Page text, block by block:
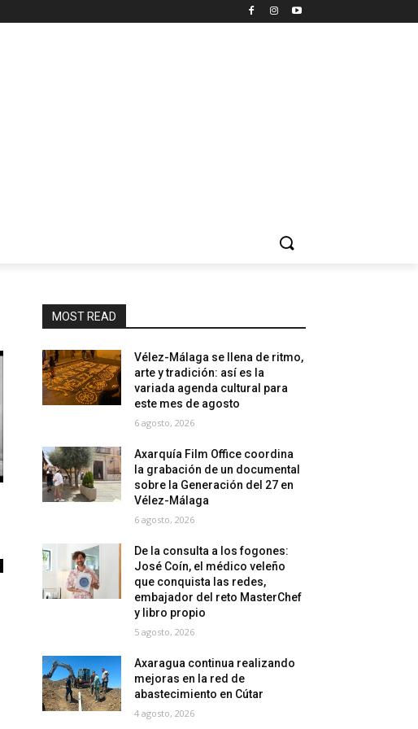
MOST READ
Vélez-Málaga se llena de ritmo,
arte y tradición: así es la
variada agenda cultural para
este mes de agosto
6 agosto, 2026
Axarquía Film Office coordina
la grabación de un documental
sobre la Generación del 27 en
Vélez-Málaga
6 agosto, 2026
De la consulta a los fogones:
José Coín, el médico veleño
que conquista las redes,
embajador del reto MasterChef
y libro propio
5 agosto, 2026
Axaragua continua realizando
mejoras en la red de
abastecimiento en Cútar
4 agosto, 2026